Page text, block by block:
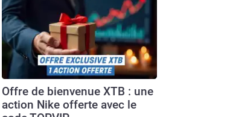
Offre de bienvenue XTB : une
action Nike offerte avec le